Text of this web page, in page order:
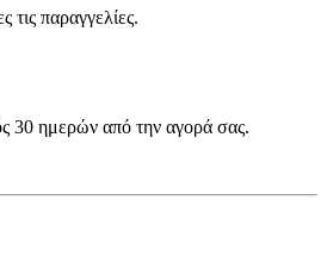
παραγγελίες.
30 ημερών από την αγορά σας.